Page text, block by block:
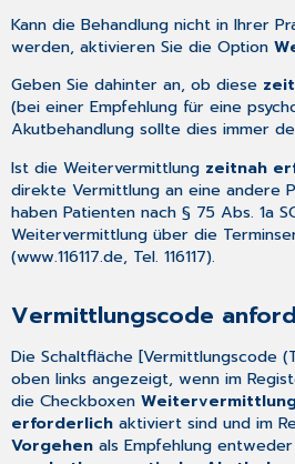
Kann die Behandlung nicht in Ihrer
werden, aktivieren Sie die Option
Geben Sie dahinter an, ob diese
(bei einer Empfehlung für eine
Akutbehandlung sollte dies immer
Ist die Weitervermittlung zeitnah
direkte Vermittlung an eine andere
haben Patienten nach § 75 Abs. 1a
Weitervermittlung über die
(www.116117.de, Tel. 116117).
Vermittlungscode
Die Schaltfläche [Vermittlungscode
oben links angezeigt, wenn im
die Checkboxen
erforderlich aktiviert sind und im
Vorgehen als Empfehlung entweder